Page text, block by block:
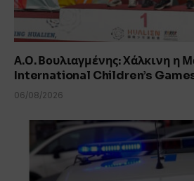
Α.Ο. Βουλιαγμένης: Χάλκινη η
International Children’s
06/08/2026